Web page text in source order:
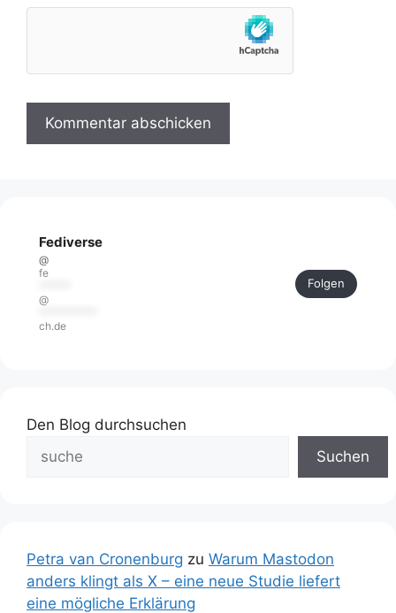
Fediverse
@
fe
@
ch.de
Folgen
Den Blog durchsuchen
Suchen
Petra van Cronenburg zu Warum Mastodon
anders klingt als X – eine neue Studie liefert
eine mögliche Erklärung